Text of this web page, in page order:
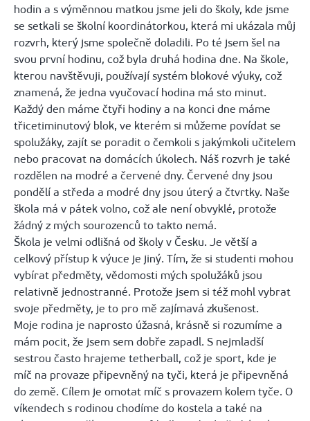
hodin a s výměnnou matkou jsme jeli do školy, kde jsme
se setkali se školní koordinátorkou, která mi ukázala můj
rozvrh, který jsme společně doladili. Po té jsem šel na
svou první hodinu, což byla druhá hodina dne. Na škole,
kterou navštěvuji, používají systém blokové výuky, což
znamená, že jedna vyučovací hodina má sto minut.
Každý den máme čtyři hodiny a na konci dne máme
třicetiminutový blok, ve kterém si můžeme povídat se
spolužáky, zajít se poradit o čemkoli s jakýmkoli učitelem
nebo pracovat na domácích úkolech. Náš rozvrh je také
rozdělen na modré a červené dny. Červené dny jsou
pondělí a středa a modré dny jsou úterý a čtvrtky. Naše
škola má v pátek volno, což ale není obvyklé, protože
žádný z mých sourozenců to takto nemá.
Škola je velmi odlišná od školy v Česku. Je větší a
celkový přístup k výuce je jiný. Tím, že si studenti mohou
vybírat předměty, vědomosti mých spolužáků jsou
relativně jednostranné. Protože jsem si též mohl vybrat
svoje předměty, je to pro mě zajímavá zkušenost.
Moje rodina je naprosto úžasná, krásně si rozumíme a
mám pocit, že jsem sem dobře zapadl. S nejmladší
sestrou často hrajeme tetherball, což je sport, kde je
míč na provaze připevněný na tyči, která je připevněná
do země. Cílem je omotat míč s provazem kolem tyče. O
víkendech s rodinou chodíme do kostela a také na